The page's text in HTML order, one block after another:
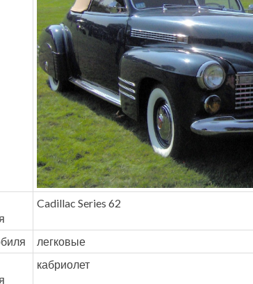
Cadillac Series 62
легковые
кабриолет